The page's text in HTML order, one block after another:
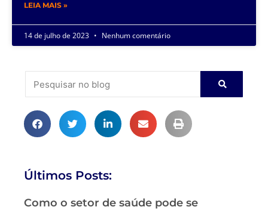
LEIA MAIS »
14 de julho de 2023 Nenhum comentário
Últimos Posts:
Como o setor de saúde pode se